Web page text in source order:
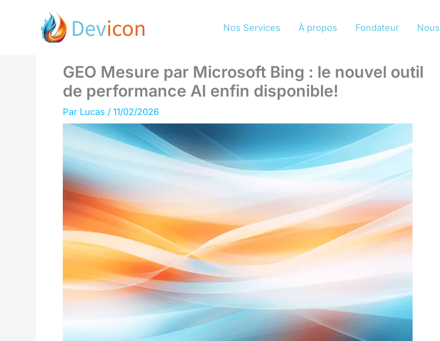
Nos Services À propos Fondateur Nous
GEO Mesure par Microsoft Bing : le nouvel outil
de performance AI enfin disponible!
Par Lucas / 11/02/2026